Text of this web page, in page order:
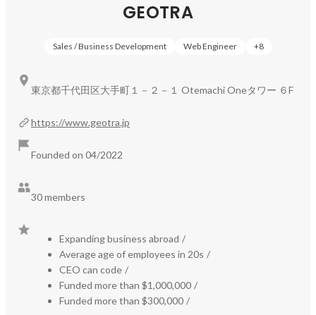
GEOTRA
Sales / Business Development Web Engineer +8
https://www.geotra.jp
Founded on 04/2022
30 members
Expanding business abroad /
Average age of employees in 20s /
CEO can code /
Funded more than $1,000,000 /
Funded more than $300,000 /
東京都千代田区大手町１－２－１ Otemachi Oneタワー ６F